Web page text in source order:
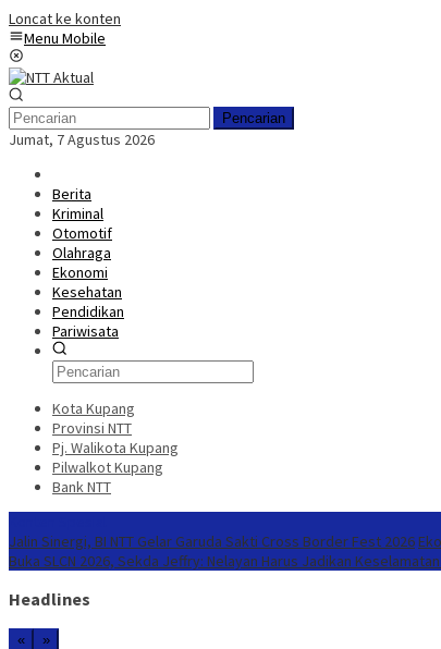
Loncat ke konten
Menu Mobile
Pencarian
Jumat, 7 Agustus 2026
Berita
Kriminal
Otomotif
Olahraga
Ekonomi
Kesehatan
Pendidikan
Pariwisata
Kota Kupang
Provinsi NTT
Pj. Walikota Kupang
Pilwalkot Kupang
Bank NTT
Jalin Sinergi, BI NTT Gelar Garuda Sakti Cross Border Fest 2026
Buka SLCN 2026, Sekda Jeffry: Nelayan Harus Jadikan
Headlines
« »